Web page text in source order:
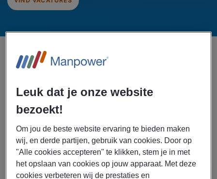
vacatures in Heerhugowaard, Nederland
gesorteerd opAfstand
Filter resultaten
Creëer Alert Voor Toekomstige
Vacatures
04/08/2026
Leuk dat je onze website
bezoekt!
Om jou de beste website ervaring te bieden maken
wij, en derde partijen, gebruik van cookies. Door op
"Alle cookies accepteren" te klikken, stem je in met
het opslaan van cookies op jouw apparaat. Met deze
cookies verbeteren wij de prestaties en